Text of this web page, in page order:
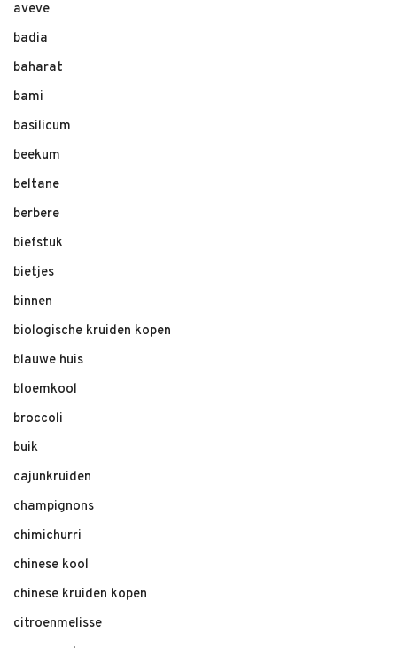
aveve
badia
baharat
bami
basilicum
beekum
beltane
berbere
biefstuk
bietjes
binnen
biologische kruiden kopen
blauwe huis
bloemkool
broccoli
buik
cajunkruiden
champignons
chimichurri
chinese kool
chinese kruiden kopen
citroenmelisse